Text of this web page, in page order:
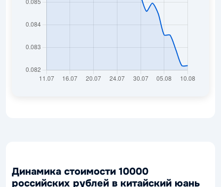
Динамика стоимости 10000
российских рублей в китайский юань